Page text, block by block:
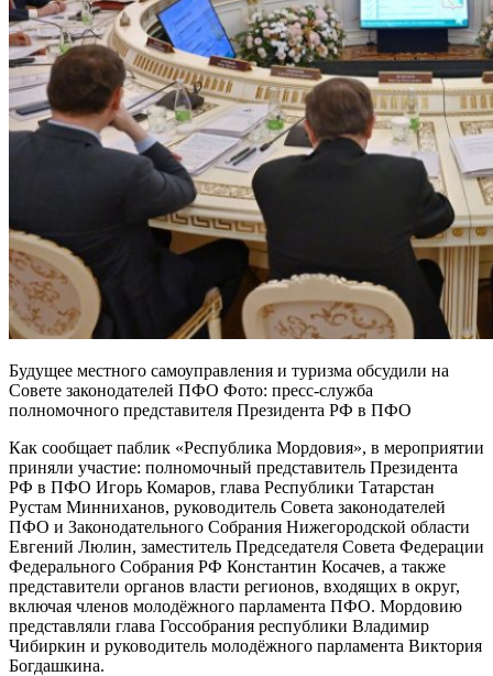
Будущее местного самоуправления и туризма обсудили на
Совете законодателей ПФО Фото: пресс-служба
полномочного представителя Президента РФ в ПФО
Как сообщает паблик «Республика Мордовия», в мероприятии
приняли участие: полномочный представитель Президента
РФ в ПФО Игорь Комаров, глава Республики Татарстан
Рустам Минниханов, руководитель Совета законодателей
ПФО и Законодательного Собрания Нижегородской области
Евгений Люлин, заместитель Председателя Совета Федерации
Федерального Собрания РФ Константин Косачев, а также
представители органов власти регионов, входящих в округ,
включая членов молодёжного парламента ПФО. Мордовию
представляли глава Госсобрания республики Владимир
Чибиркин и руководитель молодёжного парламента Виктория
Богдашкина.